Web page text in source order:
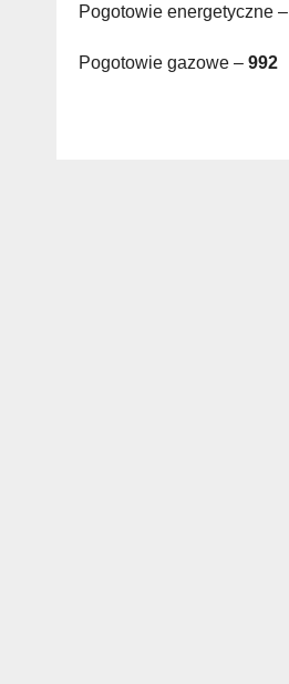
Pogotowie energetyczne –
Pogotowie gazowe – 992